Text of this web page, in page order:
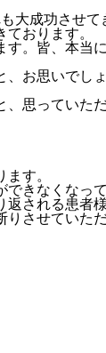
大成功させて
おります。
。皆、本当
お思いでしょ
思っていた
す。
きなくなって
される患者様
させていた